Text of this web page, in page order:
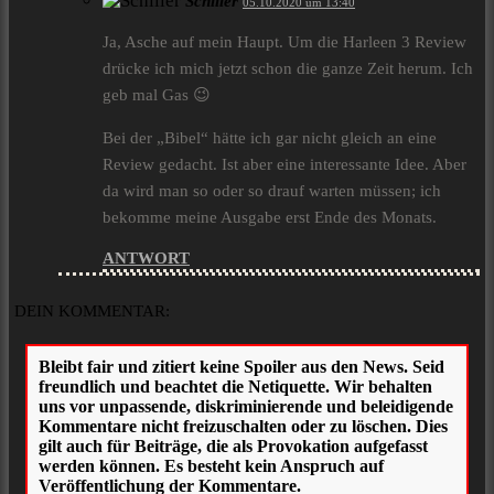
Ja, Asche auf mein Haupt. Um die Harleen 3 Review
drücke ich mich jetzt schon die ganze Zeit herum. Ich
geb mal Gas 😉
Bei der „Bibel“ hätte ich gar nicht gleich an eine
Review gedacht. Ist aber eine interessante Idee. Aber
da wird man so oder so drauf warten müssen; ich
bekomme meine Ausgabe erst Ende des Monats.
ANTWORT
DEIN KOMMENTAR: